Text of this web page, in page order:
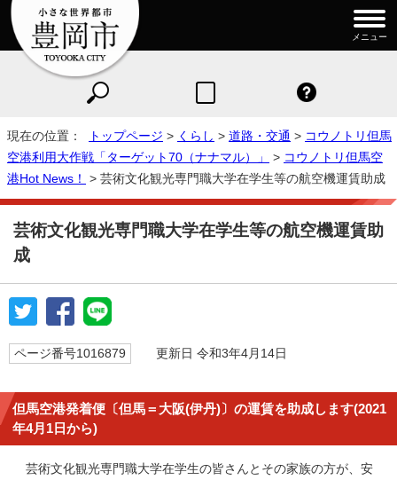
メニュー
現在の位置： トップページ > くらし > 道路・交通 > コウノトリ但馬
空港利用大作戦「ターゲット70（ナナマル）」
> コウノトリ但馬空
港Hot News！
> 芸術文化観光専門職大学在学生等の航空機運賃助成
芸術文化観光専門職大学在学生等の航空機運賃助
成
ページ番号1016879 更新日 令和3年4月14日
但馬空港発着便〔但馬＝大阪(伊丹)〕の運賃を助成します(2021
年4月1日から)
芸術文化観光専門職大学在学生の皆さんとその家族の方が、安